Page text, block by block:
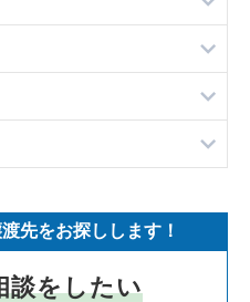
案件一覧
案件一覧
件の案件一覧
件の案件一覧
の案件一覧
件の案件一覧
の案件一覧
物件の案件一覧
却物件の案件一覧
件の案件一覧
件の案件一覧
件の案件一覧
却物件の案件一覧
案件一覧
売却物件の案件一覧
の案件一覧
先をお探しします！
談をしたい